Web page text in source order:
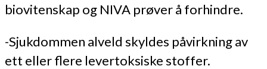
biovitenskap og NIVA prøver å forhindre.
-Sjukdommen alveld skyldes påvirkning av
ett eller flere levertoksiske stoffer.